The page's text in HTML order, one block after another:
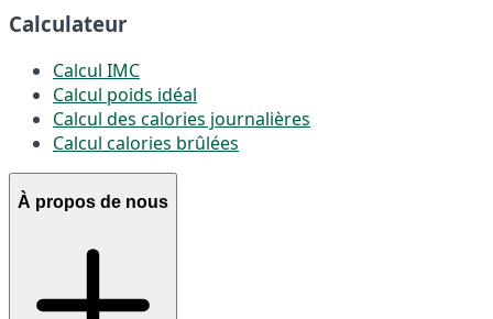
Calculateur
Calcul IMC
Calcul poids idéal
Calcul des calories journalières
Calcul calories brûlées
À propos de nous